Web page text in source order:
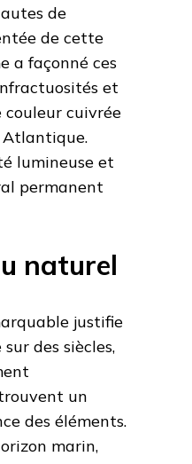
de
de cette
a façonné ces
et
couleur cuivrée
Atlantique.
lumineuse et
permanent
naturel
justifie
des siècles,
un
des éléments.
marin,